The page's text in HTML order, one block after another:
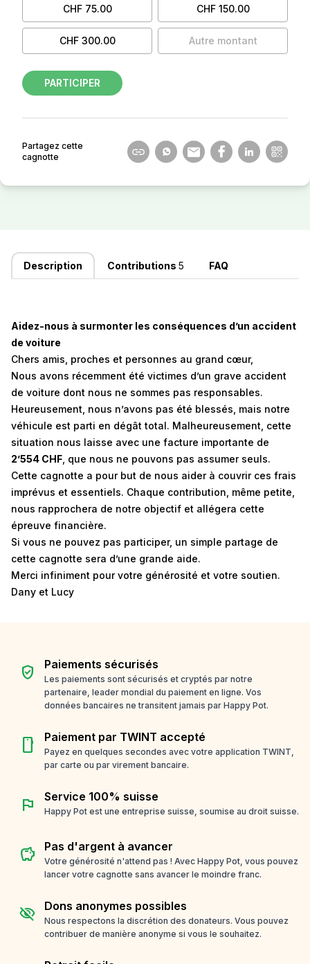
CHF 75.00 CHF 150.00
CHF 300.00 Autre montant
PARTICIPER
Partagez cette
cagnotte
Description Contributions 5 FAQ
Aidez-nous à surmonter les conséquences d’un accident
de voiture
Chers amis, proches et personnes au grand cœur,
Nous avons récemment été victimes d’un grave accident
de voiture dont nous ne sommes pas responsables.
Heureusement, nous n’avons pas été blessés, mais notre
véhicule est parti en dégât total. Malheureusement, cette
situation nous laisse avec une facture importante de
2’554 CHF , que nous ne pouvons pas assumer seuls.
Cette cagnotte a pour but de nous aider à couvrir ces frais
imprévus et essentiels. Chaque contribution, même petite,
nous rapprochera de notre objectif et allégera cette
épreuve financière.
Si vous ne pouvez pas participer, un simple partage de
cette cagnotte sera d’une grande aide.
Merci infiniment pour votre générosité et votre soutien.
Dany et Lucy
verified_user Paiements sécurisés
Les paiements sont sécurisés et cryptés par notre
partenaire, leader mondial du paiement en ligne. Vos
données bancaires ne transitent jamais par Happy Pot.
smartphone Paiement par TWINT accepté
Payez en quelques secondes avec votre application TWINT,
par carte ou par virement bancaire.
flag Service 100% suisse
Happy Pot est une entreprise suisse, soumise au droit suisse.
savings Pas d'argent à avancer
Votre générosité n'attend pas ! Avec Happy Pot, vous pouvez
lancer votre cagnotte sans avancer le moindre franc.
visibility_off Dons anonymes possibles
Nous respectons la discrétion des donateurs. Vous pouvez
contribuer de manière anonyme si vous le souhaitez.